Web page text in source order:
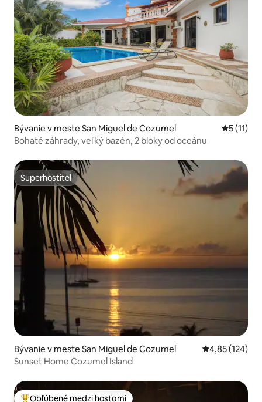
Bývanie v meste San Miguel de Cozumel
5 (11)
Bohaté záhrady, veľký bazén, 2 bloky od oceánu
Superhostiteľ
Superhostiteľ
Bývanie v meste San Miguel de Cozumel Priemerné
4,85 (124)
Sunset Home Cozumel Island
Obľúbené medzi hosťami